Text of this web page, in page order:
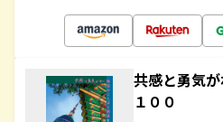
共感と勇気
１００